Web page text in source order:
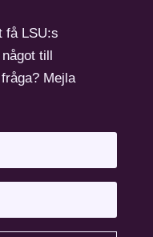
få LSU:s
till
Mejla